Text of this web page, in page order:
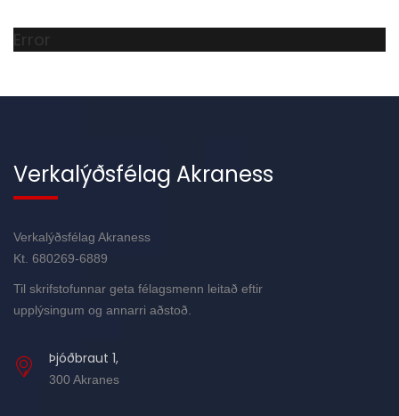
Error
Verkalýðsfélag Akraness
Verkalýðsfélag Akraness
Kt. 680269-6889
Til skrifstofunnar geta félagsmenn leitað eftir
upplýsingum og annarri aðstoð.
Þjóðbraut 1,
300 Akranes